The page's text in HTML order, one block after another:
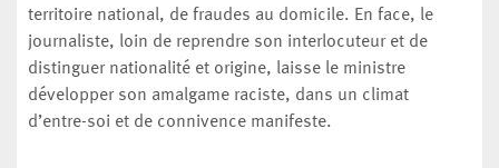
territoire national, de fraudes au domicile. En face, le
journaliste, loin de reprendre son interlocuteur et de
distinguer nationalité et origine, laisse le ministre
développer son amalgame raciste, dans un climat
d’entre-soi et de connivence manifeste.